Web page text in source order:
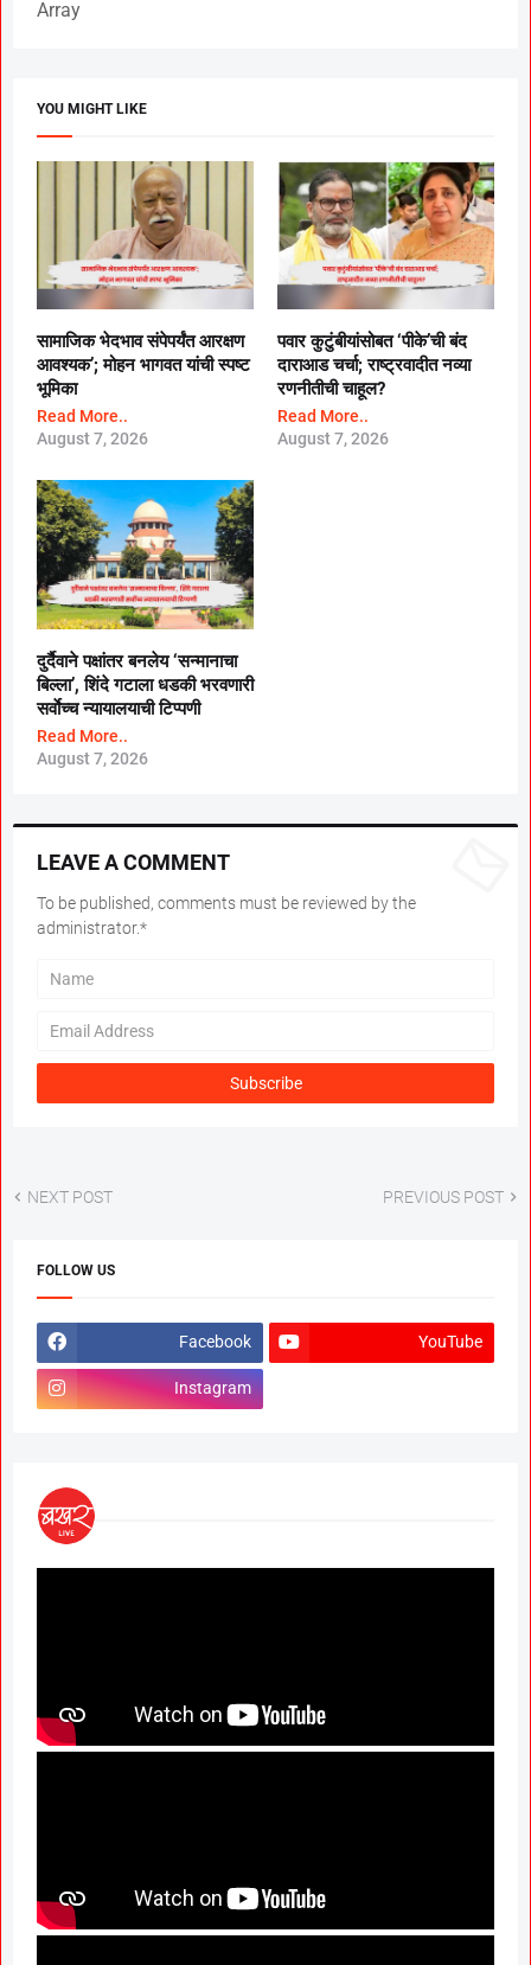
Array
YOU MIGHT LIKE
सामाजिक भेदभाव संपेपर्यंत आरक्षण
आवश्यक’; मोहन भागवत यांची स्पष्ट
भूमिका
Read More..
August 7, 2026
पवार कुटुंबीयांसोबत ‘पीके’ची बंद
दाराआड चर्चा; राष्ट्रवादीत नव्या
रणनीतीची चाहूल?
Read More..
August 7, 2026
दुर्दैवाने पक्षांतर बनलेय ‘सन्मानाचा
बिल्ला’, शिंदे गटाला धडकी भरवणारी
सर्वाेच्च न्यायालयाची टिप्पणी
Read More..
August 7, 2026
LEAVE A COMMENT
To be published, comments must be reviewed by the
administrator.*
NEXT POST PREVIOUS POST
FOLLOW US
Facebook YouTube
Instagram